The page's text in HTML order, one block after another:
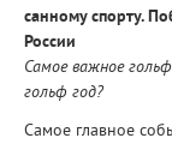
санному спорту.
России
Самое важное
гольф год?
Самое главное